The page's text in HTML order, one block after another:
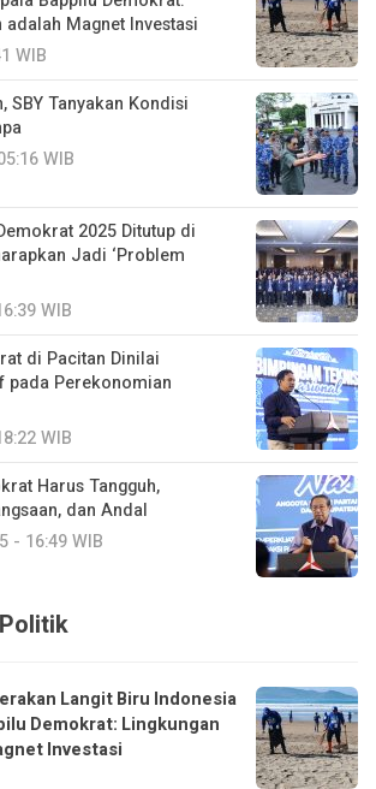
Magnet Investasi
WIB
SBY Tanyakan Kondisi
WIB
2025 Ditutup di
Jadi ‘Problem
WIB
di Pacitan Dinilai
pada Perekonomian
WIB
Harus Tangguh,
dan Andal
- 16:49 WIB
Langit Biru Indonesia
Demokrat: Lingkungan
Investasi